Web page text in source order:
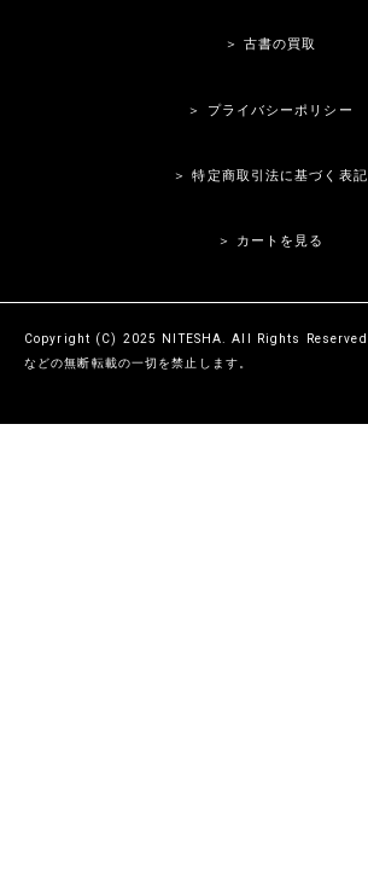
＞ 古書の買取
＞ プライバシーポリシー
＞ 特定商取引法に基づく表記
＞ カートを見る
Copyright (C) 2025 NITESHA. All Rights Reserved.
などの無断転載の一切を禁止します。